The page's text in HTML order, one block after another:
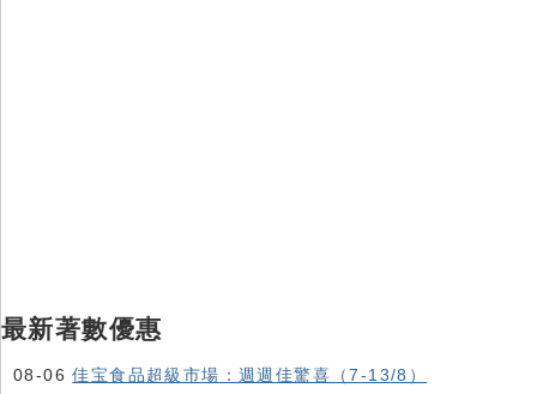
最新著數優惠
08-06佳宝食品超級市場：週週佳驚喜（7-13/8）